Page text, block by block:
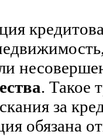
. Такое
за
обязана